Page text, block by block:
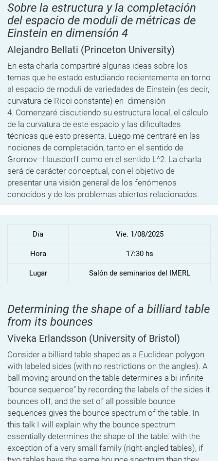
Sobre la estructura y la completación
del espacio de moduli de métricas de
Einstein en dimensión 4
Alejandro Bellati (Princeton University)
En esta charla compartiré algunas ideas sobre los
temas que he estado estudiando recientemente en torno
al espacio de moduli de variedades de Einstein (es decir,
curvatura de Ricci constante) en dimensión
4. Comenzaré discutiendo su estructura local, el cálculo
de la curvatura de este espacio y las dificultades
técnicas que esto presenta. Luego me centraré en las
nociones de completación, tanto en el sentido de
Gromov–Hausdorff como en el sentido L^2. La charla
será de carácter conceptual, con el objetivo de
presentar una visión general de los fenómenos
conocidos y de los problemas abiertos relacionados.
Dia Vie. 1/08/2025
Hora 17:30 hs
Lugar Salón de seminarios del IMERL
Determining the shape of a billiard table
from its bounces
Viveka Erlandsson (University of Bristol)
Consider a billiard table shaped as a Euclidean polygon
with labeled sides (with no restrictions on the angles). A
ball moving around on the table determines a bi-infinite
“bounce sequence” by recording the labels of the sides it
bounces off, and the set of all possible bounce
sequences gives the bounce spectrum of the table. In
this talk I will explain why the bounce spectrum
essentially determines the shape of the table: with the
exception of a very small family (right-angled tables), if